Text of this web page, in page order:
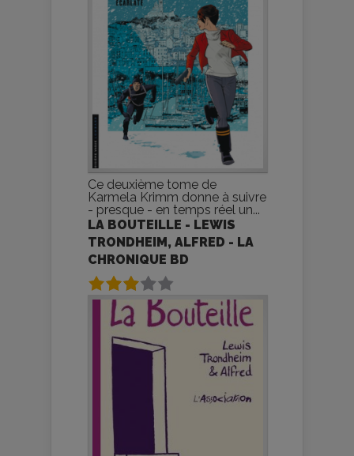
Ce deuxième tome de
Karmela Krimm donne à suivre
- presque - en temps réel un...
LA BOUTEILLE - LEWIS
TRONDHEIM, ALFRED - LA
CHRONIQUE BD